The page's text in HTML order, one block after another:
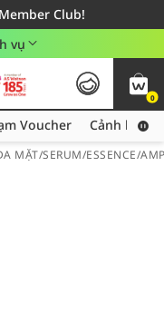
Club!
từ 249,000Đ
vực TP. Hồ Chí Minh
vụ
0
Trạm Voucher Voucher Cảnh báo
MẶT/SERUM/ESSENCE/